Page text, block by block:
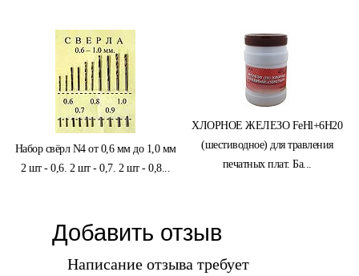
Набор свёрл N4 от 0,6 мм до 1,0 мм
2 шт - 0,6. 2 шт - 0,7. 2 шт - 0,8...
ХЛОРНОЕ ЖЕЛЕЗО FeHl+6H20
(шестиводное) для травления
печатных плат. Ба...
Добавить отзыв
Написание отзыва требует